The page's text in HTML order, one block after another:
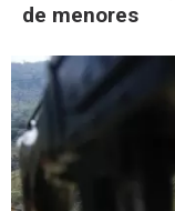
de menores